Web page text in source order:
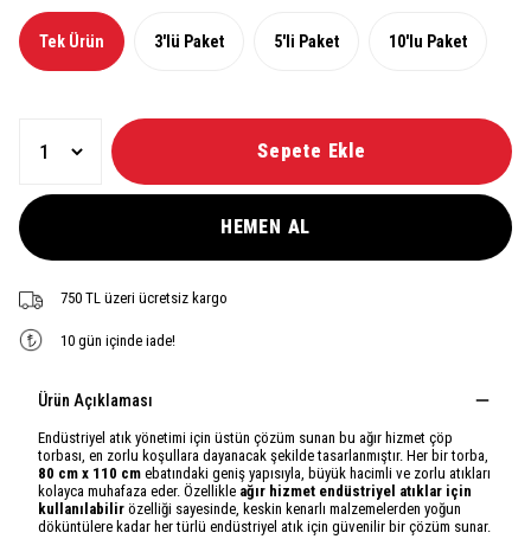
Tek Ürün 3'lü Paket 5'li Paket 10'lu Paket
Sepete Ekle
HEMEN AL
750 TL üzeri ücretsiz kargo
10 gün içinde iade!
Ürün Açıklaması
Endüstriyel atık yönetimi için üstün çözüm sunan bu ağır hizmet çöp
torbası, en zorlu koşullara dayanacak şekilde tasarlanmıştır. Her bir torba,
80 cm x 110 cm ebatındaki geniş yapısıyla, büyük hacimli ve zorlu atıkları
kolayca muhafaza eder. Özellikle ağır hizmet endüstriyel atıklar için
kullanılabilir özelliği sayesinde, keskin kenarlı malzemelerden yoğun
döküntülere kadar her türlü endüstriyel atık için güvenilir bir çözüm sunar.